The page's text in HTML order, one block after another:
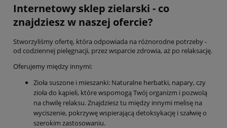
Internetowy sklep zielarski - co
znajdziesz w naszej ofercie?
Stworzyliśmy ofertę, która odpowiada na różnorodne potrzeby -
od codziennej pielęgnacji, przez wsparcie zdrowia, aż po relaksację.
Oferujemy między innymi:
Zioła suszone i mieszanki: Naturalne herbatki, napary, czy
zioła do kąpieli, które wspomogą Twój organizm i pozwolą
na chwilę relaksu. Znajdziesz tu między innymi melisę na
wyciszenie, pokrzywę wspierającą detoksykację i szałwię o
szerokim zastosowaniu.